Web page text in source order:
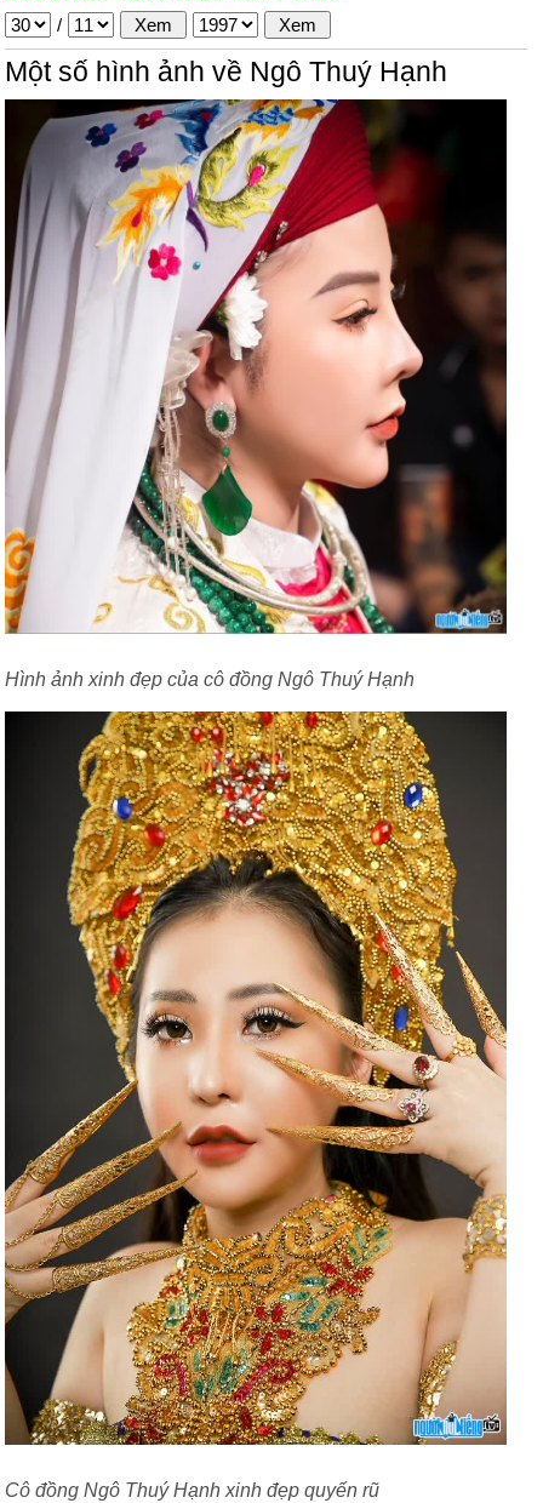
/
Một số hình ảnh về Ngô Thuý Hạnh
Hình ảnh xinh đẹp của cô đồng Ngô Thuý Hạnh
Cô đồng Ngô Thuý Hạnh xinh đẹp quyến rũ